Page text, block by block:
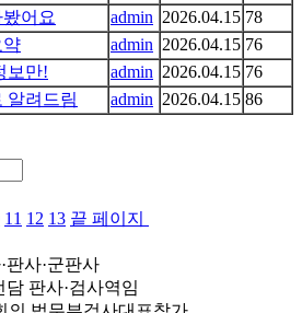
어요 admin 2026.04.15 78
약 admin 2026.04.15 76
보만! admin 2026.04.15 76
알려드림 admin 2026.04.15 86
11 12 13 끝 페이지
판사·군판사
담 판사·검사역임